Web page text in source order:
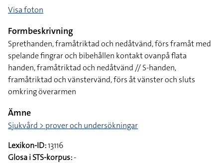
Visa foton
Formbeskrivning
Sprethanden, framåtriktad och nedåtvänd, förs framåt med
spelande fingrar och bibehållen kontakt ovanpå flata
handen, framåtriktad och nedåtvänd // S-handen,
framåtriktad och vänstervänd, förs åt vänster och sluts
omkring överarmen
Ämne
Sjukvård > prover och undersökningar
Lexikon-ID:13116
Glosa i STS-korpus:-